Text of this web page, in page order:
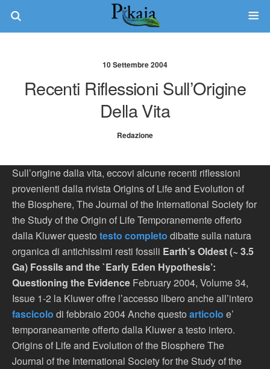
10 Settembre 2004
Recenti Riflessioni Sull’Origine
Della Vita
Redazione
Sull’origine dalla vita, eccovi alcune recenti riflessioni
provenienti dalla rivista Origins of Life and Evolution of
the Biosphere, The Journal of the International Society for
the Study of the Origin of Life Temporanemente offerto
dalla Kluwer questo testo completo dibatte sulla natura
organica di antichissimi resti fossili Earth’s Oldest (~ 3.5
Ga) Fossils and the `Early Eden Hypothesis’:
Questioning the Evidence February 2004, Volume 34,
Issue 1-2 la Kluwer offre l’accesso libero anche all’intero
fascicolo di febbraio 2004 Anche questo articolo e’
temporaneamente offerto dalla Kluwer a testo intero.
Origins of Life and Evolution of the Biosphere The
Journal of the International Society for the Study of the